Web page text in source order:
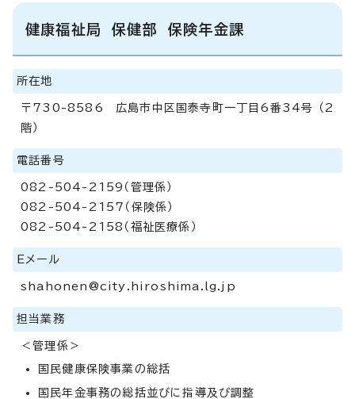
健康福祉局 保健部 保険年金課
所在地
〒730-8586 広島市中区国泰寺町一丁目6番34号 （2
階）
電話番号
082-504-2159（管理係）
082-504-2157（保険係）
082-504-2158（福祉医療係）
Eメール
shahonen@city.hiroshima.lg.jp
担当業務
＜管理係＞
国民健康保険事業の総括
国民年金事務の総括並びに指導及び調整